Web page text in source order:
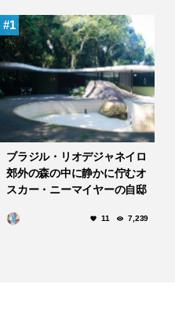
1
ブラジル・リオデジャネイロ
郊外の森の中に静かに佇むオ
スカー・ニーマイヤーの自邸
11 7,239